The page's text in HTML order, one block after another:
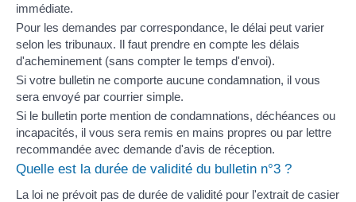
immédiate.
Pour les demandes par correspondance, le délai peut varier
selon les tribunaux. Il faut prendre en compte les délais
d'acheminement (sans compter le temps d'envoi).
Si votre bulletin ne comporte aucune condamnation, il vous
sera envoyé par courrier simple.
Si le bulletin porte mention de condamnations, déchéances ou
incapacités, il vous sera remis en mains propres ou par lettre
recommandée avec demande d'avis de réception.
Quelle est la durée de validité du bulletin n°3 ?
La loi ne prévoit pas de durée de validité pour l'extrait de casier